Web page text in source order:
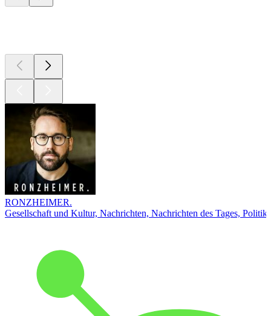
RONZHEIMER.
Gesellschaft und Kultur, Nachrichten, Nachrichten des Tages, Politik